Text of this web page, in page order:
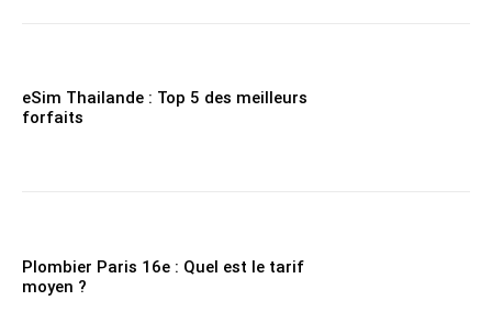
eSim Thailande : Top 5 des meilleurs
forfaits
Plombier Paris 16e : Quel est le tarif
moyen ?